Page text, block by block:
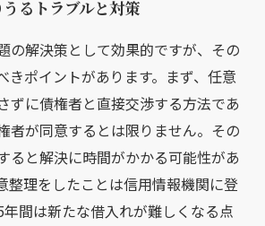
るトラブルと対策
の解決策として効果的ですが、その
きポイントがあります。まず、任意
ずに債権者と直接交渉する方法であ
者が同意するとは限りません。その
ると解決に時間がかかる可能性があ
整理をしたことは信用情報機関に登
間は新たな借入れが難しくなる点